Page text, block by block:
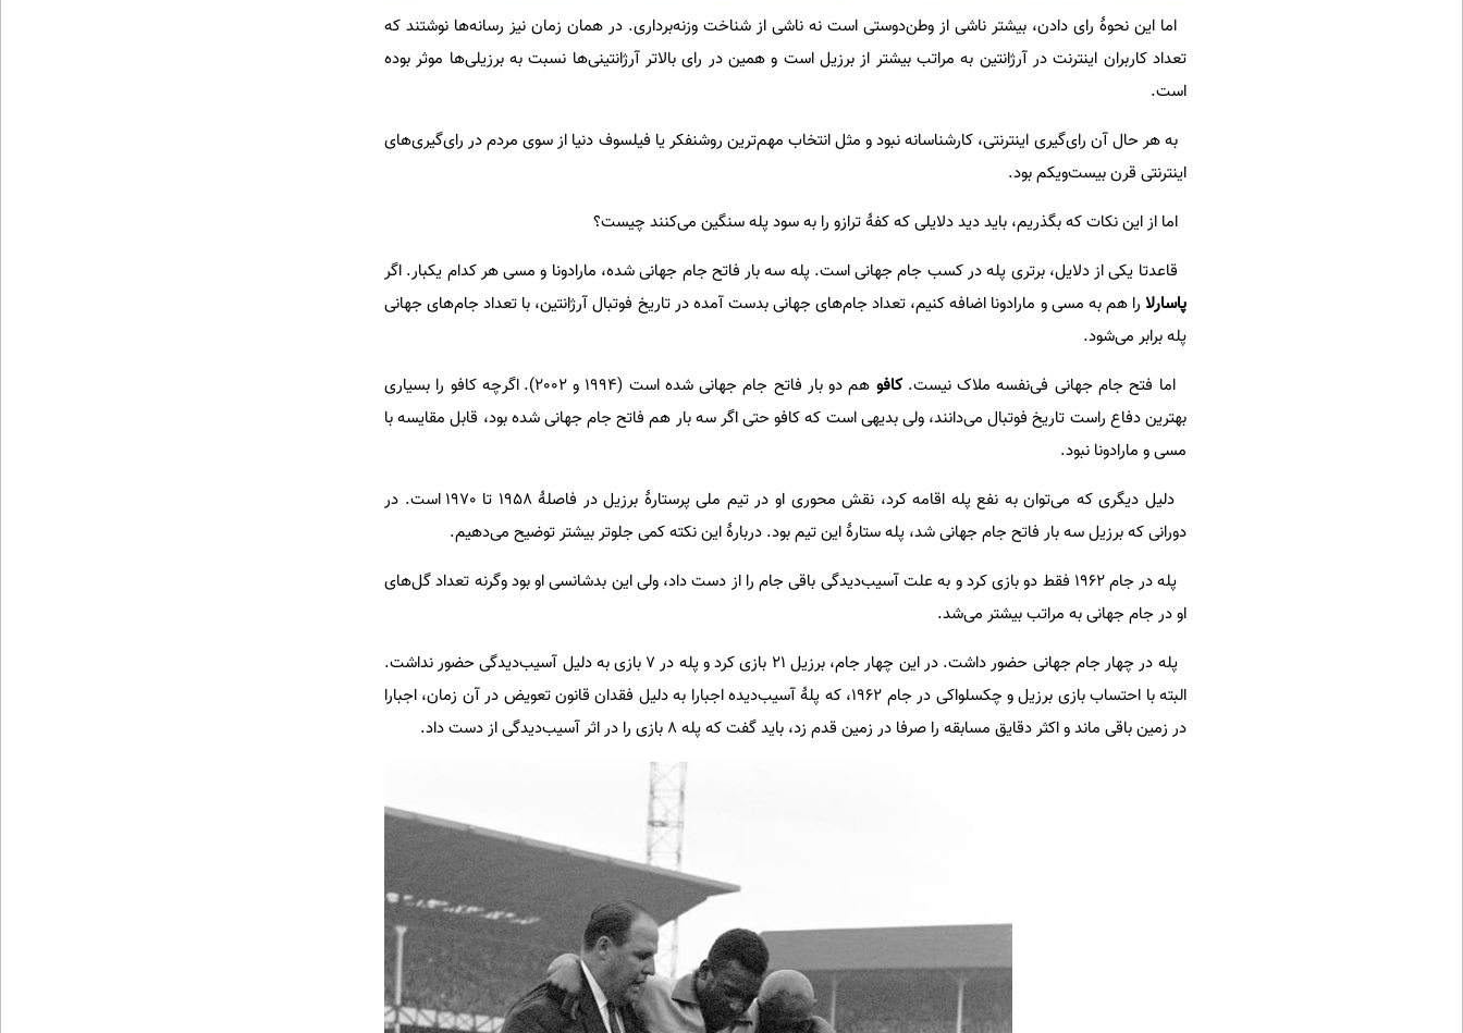
اما این نحوۀ رای‌ دادن، بیشتر ناشی از وطن‌دوستی است نه ناشی از شناخت وزنه‌برداری. در همان زمان نیز رسانه‌ها نوشتند که
تعداد کاربران اینترنت در آرژانتین به مراتب بیشتر از برزیل است و همین در رای بالاتر آرژانتینی‌ها نسبت به برزیلی‌ها موثر بوده
است.
به هر حال آن رای‌گیری اینترنتی، کارشناسانه نبود و مثل انتخاب مهم‌ترین روشنفکر یا فیلسوف دنیا از سوی مردم در رای‌گیری‌های
اینترنتی قرن بیست‌ویکم بود.
اما از این نکات که بگذریم، باید دید دلایلی که کفۀ ترازو را به سود پله سنگین می‌کنند چیست؟
قاعدتا یکی از دلایل، برتری پله در کسب جام جهانی است. پله سه بار فاتح جام جهانی شده، مارادونا و مسی هر کدام یکبار. اگر
پاسارلا را هم به مسی و مارادونا اضافه کنیم، تعداد جام‌های جهانی بدست آمده در تاریخ فوتبال آرژانتین، با تعداد جام‌های جهانی
پله برابر می‌شود.
اما فتح جام جهانی فی‌نفسه ملاک نیست.کافو
هم دو بار فاتح جام جهانی شده است (1994 و 2002). اگرچه کافو را بسیاری
بهترین دفاع راست تاریخ فوتبال می‌دانند، ولی بدیهی است که کافو حتی اگر سه بار هم فاتح جام جهانی شده بود، قابل مقایسه با
مسی و مارادونا نبود.
دلیل دیگری که می‌توان به نفع پله اقامه کرد، نقش محوری او در تیم ملی پرستارۀ برزیل در فاصلۀ 1958 تا 1970 است. در
دورانی که برزیل سه بار فاتح جام جهانی شد، پله ستارۀ این تیم بود. دربارۀ این نکته کمی جلوتر بیشتر توضیح می‌دهیم.
پله در جام 1962 فقط دو بازی کرد و به علت آسیب‌دیدگی باقی جام را از دست داد، ولی این بدشانسی او بود وگرنه تعداد گل‌های
او در جام جهانی به مراتب بیشتر می‌شد.
پله در چهار جام جهانی حضور داشت. در این چهار جام، برزیل 21 بازی کرد و پله در 7 بازی به دلیل آسیب‌دیدگی حضور نداشت.
البته با احتساب بازی برزیل و چکسلواکی در جام 1962، که پلۀ آسیب‌دیده اجبارا به دلیل فقدان قانون تعویض در آن زمان، اجبارا
در زمین باقی ماند و اکثر دقایق مسابقه را صرفا در زمین قدم زد، باید گفت که پله 8 بازی را در اثر آسیب‌دیدگی از دست داد.